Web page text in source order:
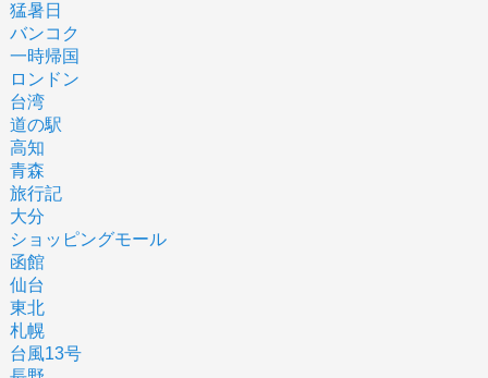
猛暑日
バンコク
一時帰国
ロンドン
台湾
道の駅
高知
青森
旅行記
大分
ショッピングモール
函館
仙台
東北
札幌
台風13号